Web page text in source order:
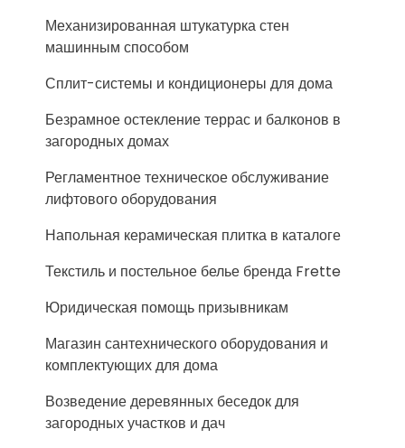
Механизированная штукатурка стен
машинным способом
Сплит-системы и кондиционеры для дома
Безрамное остекление террас и балконов в
загородных домах
Регламентное техническое обслуживание
лифтового оборудования
Напольная керамическая плитка в каталоге
Текстиль и постельное белье бренда Frette
Юридическая помощь призывникам
Магазин сантехнического оборудования и
комплектующих для дома
Возведение деревянных беседок для
загородных участков и дач